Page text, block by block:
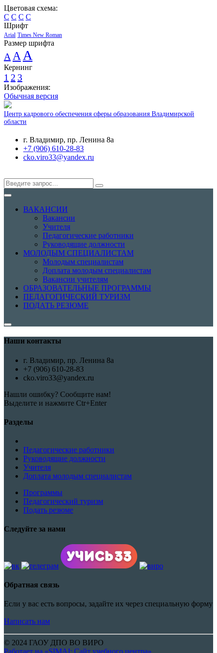
Цветовая схема:
C C C C
Шрифт
Arial Times New Roman
Размер шрифта
A A A
Кернинг
1 2 3
Изображения:
Обычная версия
Центр кадрового обеспечения сферы образования Владимирской
области
г. Владимир, пр. Ленина 8а
+7 (906) 610-28-83
cko.viro33@yandex.ru
ВАКАНСИИ
Вакансии
Учителя
Педагогические работники
Руководящие должности
МОЛОДЫМ СПЕЦИАЛИСТАМ
Молодым специалистам
Доплата молодым специалистам
Вакансии учителям
ОБРАЗОВАТЕЛЬНЫЕ ПРОГРАММЫ
ПЕДАГОГИЧЕСКИЙ ТУРИЗМ
ПОДАТЬ РЕЗЮМЕ
Наши контакты
г. Владимир, пр. Ленина 8а
+7 (906) 610-28-83
cko.viro33@yandex.ru
Нашли ошибку? Сообщите нам!
Выделите и нажмите Ctr+Enter
Разделы
Педагогические работники
Руководящие должности
Учителя
Доплата молодым специалистам
Программы
Педагогический туризм
Подать резюме
Следуйте за нами
Обратная связь
Если у вас есть вопросы, задайте их через специальную форму
Написать нам
© 2024 ГАОУ ДПО ВО ВИРО